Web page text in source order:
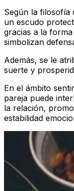
Según la filosofía
un escudo
gracias a la
simbolizan
Además, se le
suerte y
En el ámbito
pareja puede
la relación,
estabilidad